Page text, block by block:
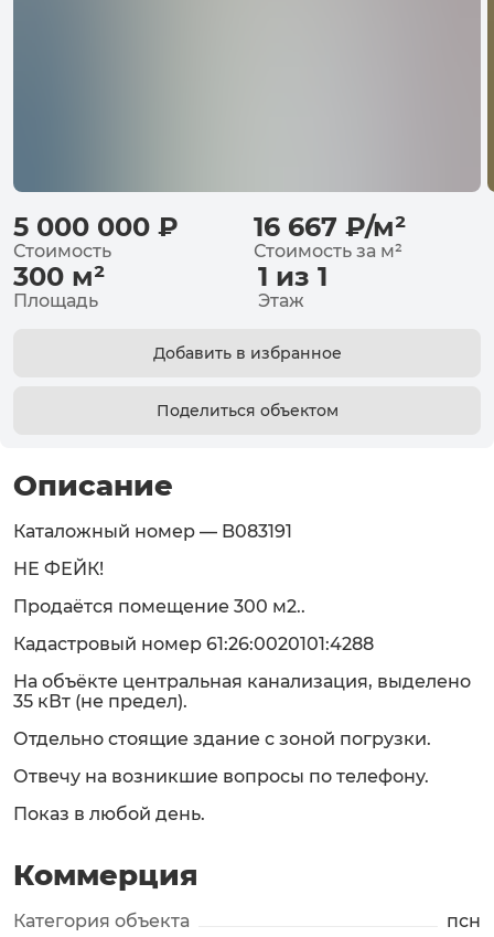
5 000 000 ₽
Стоимость
16 667 ₽/м²
Стоимость за м²
300 м²
Площадь
1 из 1
Этаж
Добавить в избранное
Поделиться объектом
Описание
Каталожный номер — B083191
НЕ ФЕЙК!
Продаётся помещение 300 м2..
Кадастровый номер 61:26:0020101:4288
На объёкте центральная канализация, выделено
35 кВт (не предел).
Отдельно стоящие здание с зоной погрузки.
Отвечу на возникшие вопросы по телефону.
Показ в любой день.
Коммерция
Категория объекта псн